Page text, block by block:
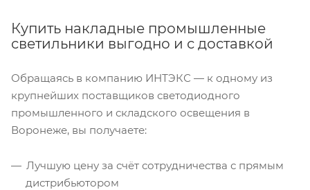
Купить накладные промышленные
светильники выгодно и с доставкой
Обращаясь в компанию ИНТЭКС — к одному из
крупнейших поставщиков светодиодного
промышленного и складского освещения в
Воронеже, вы получаете:
Лучшую цену за счёт сотрудничества с прямым
дистрибьютором